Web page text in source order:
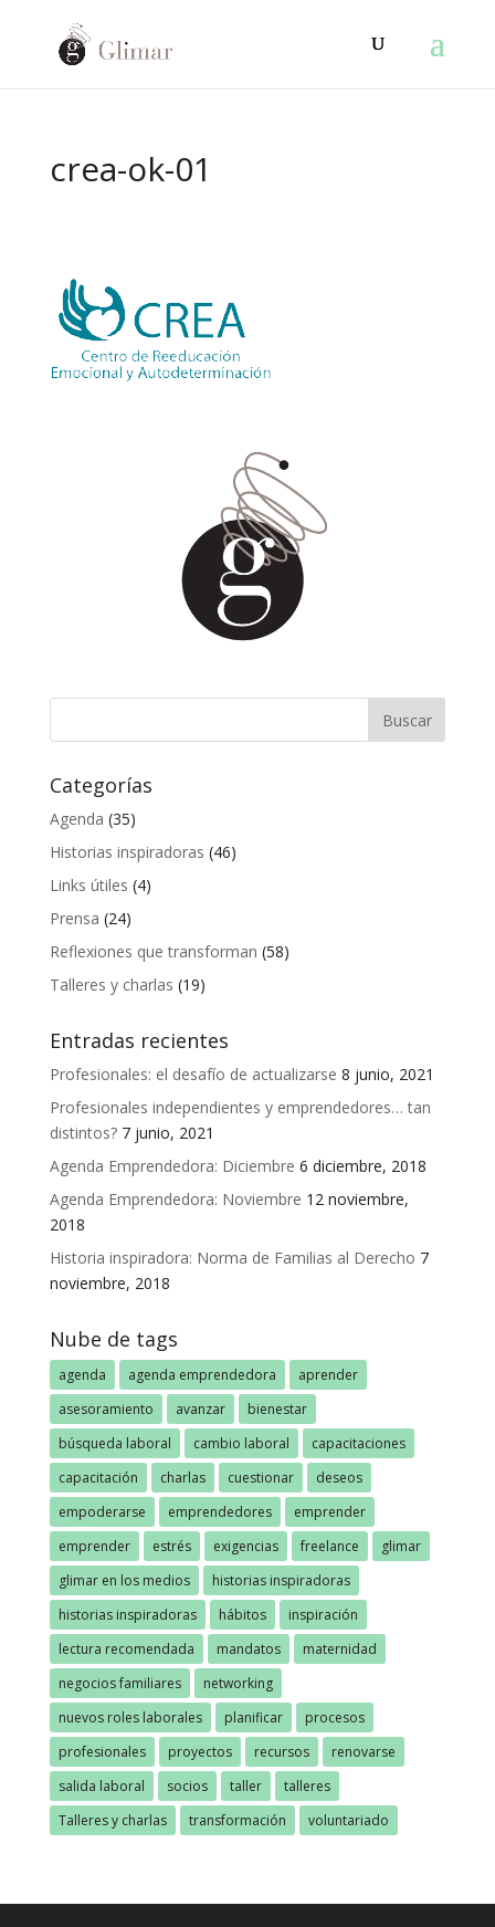
crea-ok-01
Categorías
Agenda (35)
Historias inspiradoras (46)
Links útiles (4)
Prensa (24)
Reflexiones que transforman (58)
Talleres y charlas (19)
Entradas recientes
Profesionales: el desafío de actualizarse 8 junio, 2021
Profesionales independientes y emprendedores… tan
distintos? 7 junio, 2021
Agenda Emprendedora: Diciembre 6 diciembre, 2018
Agenda Emprendedora: Noviembre 12 noviembre,
2018
Historia inspiradora: Norma de Familias al Derecho 7
noviembre, 2018
Nube de tags
agenda agenda emprendedora
aprender
asesoramiento
avanzar
bienestar
búsqueda laboral
cambio laboral
capacitaciones
capacitación
charlas cuestionar
deseos
empoderarse
emprendedores
emprender
emprender
estrés exigencias freelance
glimar
glimar en los medios
historias inspiradoras
historias inspiradoras
hábitos
inspiración
lectura recomendada
mandatos
maternidad
negocios familiares
networking
nuevos roles laborales
planificar
procesos
profesionales
proyectos recursos
renovarse
salida laboral
socios taller
talleres
Talleres y charlas
transformación voluntariado